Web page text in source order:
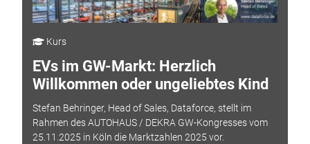
Kurs
EVs im GW-Markt: Herzlich
Willkommen oder ungeliebtes Kind
Stefan Behringer, Head of Sales, Dataforce, stellt im
Rahmen des AUTOHAUS / DEKRA GW-Kongresses vom
25.11.2025 in Köln die Marktzahlen 2025 vor.